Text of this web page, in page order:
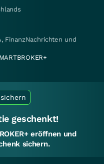
FinanzNachrichten und
geschenkt!
eröffnen und
sichern.